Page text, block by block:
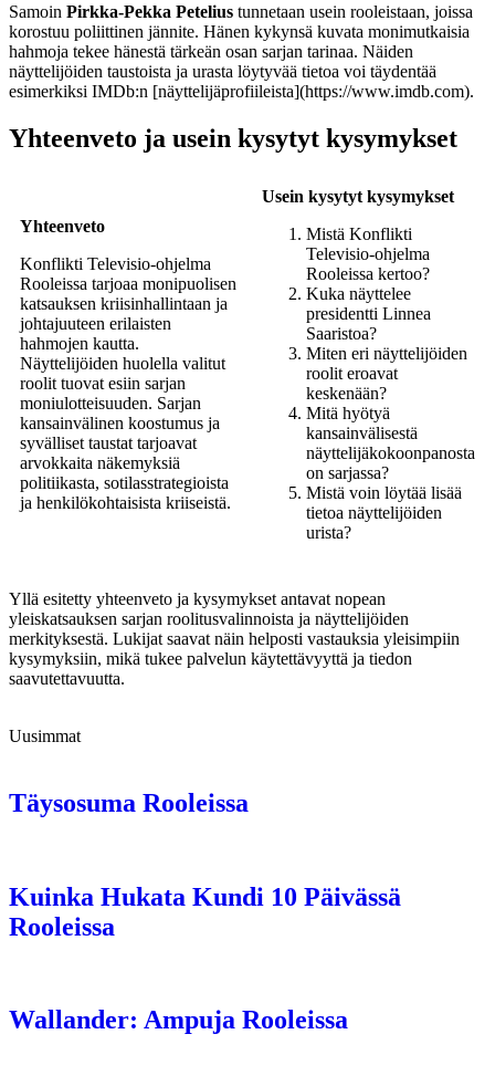
Samoin Pirkka-Pekka Petelius tunnetaan usein rooleistaan, joissa
korostuu poliittinen jännite. Hänen kykynsä kuvata monimutkaisia
hahmoja tekee hänestä tärkeän osan sarjan tarinaa. Näiden
näyttelijöiden taustoista ja urasta löytyvää tietoa voi täydentää
esimerkiksi IMDb:n [näyttelijäprofiileista](https://www.imdb.com).
Yhteenveto ja usein kysytyt kysymykset
Yhteenveto
Konflikti Televisio-ohjelma
Rooleissa tarjoaa monipuolisen
katsauksen kriisinhallintaan ja
johtajuuteen erilaisten
hahmojen kautta.
Näyttelijöiden huolella valitut
roolit tuovat esiin sarjan
moniulotteisuuden. Sarjan
kansainvälinen koostumus ja
syvälliset taustat tarjoavat
arvokkaita näkemyksiä
politiikasta, sotilasstrategioista
ja henkilökohtaisista kriiseistä.
Usein kysytyt kysymykset
Mistä Konflikti
Televisio-ohjelma
Rooleissa kertoo?
Kuka näyttelee
presidentti Linnea
Saaristoa?
Miten eri näyttelijöiden
roolit eroavat
keskenään?
Mitä hyötyä
kansainvälisestä
näyttelijäkokoonpanosta
on sarjassa?
Mistä voin löytää lisää
tietoa näyttelijöiden
urista?
Yllä esitetty yhteenveto ja kysymykset antavat nopean
yleiskatsauksen sarjan roolitusvalinnoista ja näyttelijöiden
merkityksestä. Lukijat saavat näin helposti vastauksia yleisimpiin
kysymyksiin, mikä tukee palvelun käytettävyyttä ja tiedon
saavutettavuutta.
Uusimmat
Täysosuma Rooleissa
Kuinka Hukata Kundi 10 Päivässä
Rooleissa
Wallander: Ampuja Rooleissa